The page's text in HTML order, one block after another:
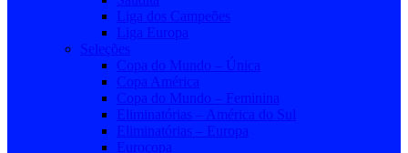
Liga dos Campeões
Liga Europa
Seleções
Copa do Mundo – Única
Copa América
Copa do Mundo – Feminina
Eliminatórias – América do Sul
Eliminatórias – Europa
Eurocopa